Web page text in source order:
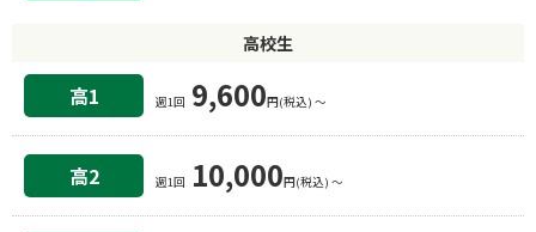
高校生
高1 週1回 9,600円(税込) 〜
高2 週1回 10,000円(税込) 〜